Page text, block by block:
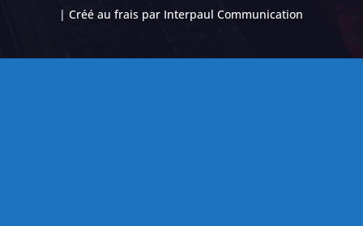
| Créé au frais par Interpaul Communication